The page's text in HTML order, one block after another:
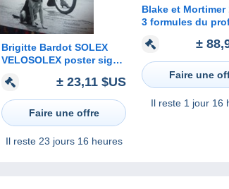
Brigitte Bardot SOLEX
VELOSOLEX poster signé
BROMFIETS 60 JAAr
revue photo
± 23,11 $US
Faire une offre
Il reste 23 jours 16 heures
Blake et Mortimer
3 formules du
DEDICACE BE 01/
Jacobs Bob De
(BI2)
±
Faire une
Il reste 1 jour 16